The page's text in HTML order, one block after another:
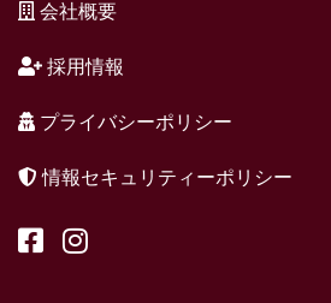
会社概要
採用情報
プライバシーポリシー
情報セキュリティーポリシー